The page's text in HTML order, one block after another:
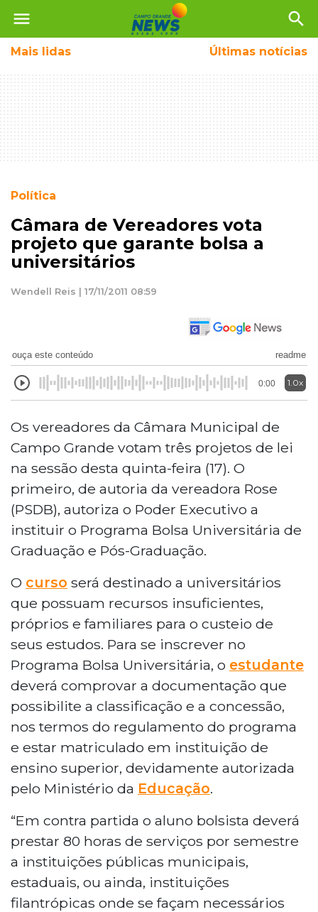
menu search
Mais lidas Últimas notícias
Política
Câmara de Vereadores vota
projeto que garante bolsa a
universitários
Wendell Reis | 17/11/2011 08:59
ouça este conteúdo readme
0:00 1.0x
Os vereadores da Câmara Municipal de
Campo Grande votam três projetos de lei
na sessão desta quinta-feira (17). O
primeiro, de autoria da vereadora Rose
(PSDB), autoriza o Poder Executivo a
instituir o Programa Bolsa Universitária de
Graduação e Pós-Graduação.
O curso será destinado a universitários
que possuam recursos insuficientes,
próprios e familiares para o custeio de
seus estudos. Para se inscrever no
Programa Bolsa Universitária, o estudante
deverá comprovar a documentação que
possibilite a classificação e a concessão,
nos termos do regulamento do programa
e estar matriculado em instituição de
ensino superior, devidamente autorizada
pelo Ministério da Educação.
“Em contra partida o aluno bolsista deverá
prestar 80 horas de serviços por semestre
a instituições públicas municipais,
estaduais, ou ainda, instituições
filantrópicas onde se façam necessários